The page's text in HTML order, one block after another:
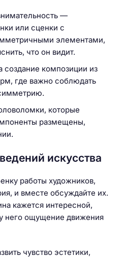
—
или сценки с
элементами,
что он видит.
создание композиции из
где важно соблюдать
которые
размещены,
искусства
работы художников,
и вместе обсуждайте их.
кажется интересной,
него ощущение движения
чувство эстетики,